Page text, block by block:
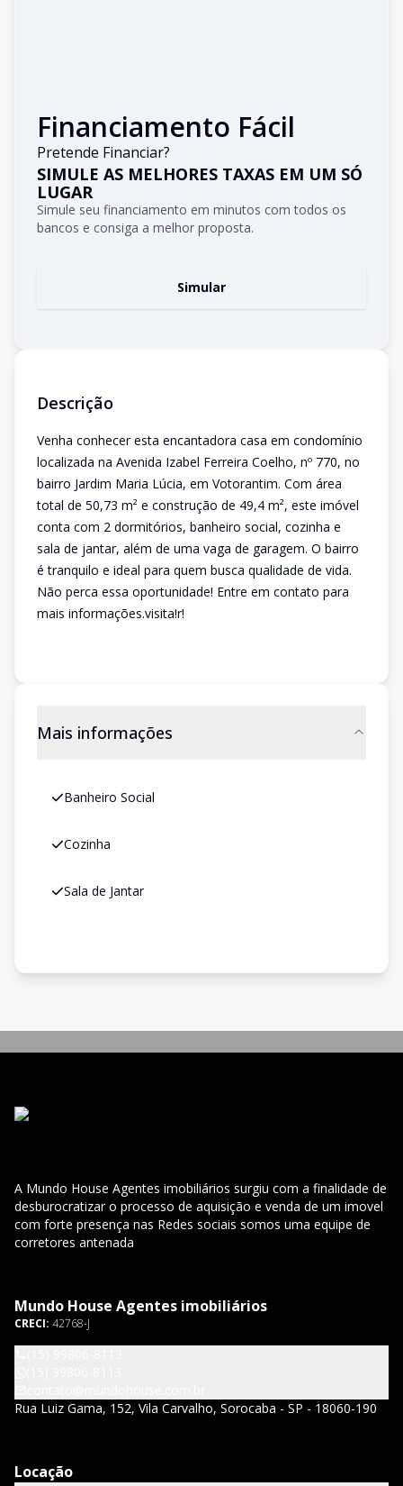
Financiamento Fácil
Pretende Financiar?
SIMULE AS MELHORES TAXAS EM UM SÓ
LUGAR
Simule seu financiamento em minutos com todos os
bancos e consiga a melhor proposta.
Simular
Descrição
Venha conhecer esta encantadora casa em condomínio
localizada na Avenida Izabel Ferreira Coelho, nº 770, no
bairro Jardim Maria Lúcia, em Votorantim. Com área
total de 50,73 m² e construção de 49,4 m², este imóvel
conta com 2 dormitórios, banheiro social, cozinha e
sala de jantar, além de uma vaga de garagem. O bairro
é tranquilo e ideal para quem busca qualidade de vida.
Não perca essa oportunidade! Entre em contato para
mais informações.visita!r!
Mais informações
Banheiro Social
Cozinha
Sala de Jantar
A Mundo House Agentes imobiliários surgiu com a finalidade de
desburocratizar o processo de aquisição e venda de um imovel
com forte presença nas Redes sociais somos uma equipe de
corretores antenada
Mundo House Agentes imobiliários
CRECI: 42768-J
Rua Luiz Gama, 152, Vila Carvalho, Sorocaba - SP - 18060-190
Locação